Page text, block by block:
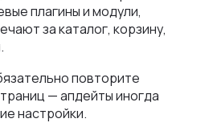
плагины и модули,
за каталог, корзину,
повторите
— апдейты иногда
настройки.